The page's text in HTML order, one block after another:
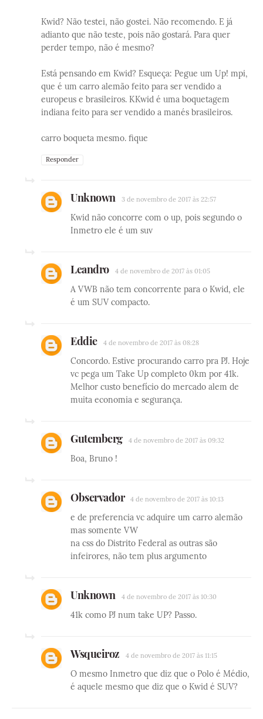
Kwid? Não testei, não gostei. Não recomendo. E já
adianto que não teste, pois não gostará. Para quer
perder tempo, não é mesmo?
Está pensando em Kwid? Esqueça: Pegue um Up! mpi,
que é um carro alemão feito para ser vendido a
europeus e brasileiros. KKwid é uma boquetagem
indiana feito para ser vendido a manés brasileiros.
carro boqueta mesmo. fique
Responder
Unknown 3 de novembro de 2017 às 22:57
Kwid não concorre com o up, pois segundo o
Inmetro ele é um suv
Leandro 4 de novembro de 2017 às 01:05
A VWB não tem concorrente para o Kwid, ele
é um SUV compacto.
Eddie 4 de novembro de 2017 às 08:28
Concordo. Estive procurando carro pra PJ. Hoje
vc pega um Take Up completo 0km por 41k.
Melhor custo benefício do mercado alem de
muita economia e segurança.
Gutemberg 4 de novembro de 2017 às 09:32
Boa, Bruno !
Observador 4 de novembro de 2017 às 10:13
e de preferencia vc adquire um carro alemão
mas somente VW
na css do Distrito Federal as outras são
infeirores, não tem plus argumento
Unknown 4 de novembro de 2017 às 10:30
41k como PJ num take UP? Passo.
Wsqueiroz 4 de novembro de 2017 às 11:15
O mesmo Inmetro que diz que o Polo é Médio,
é aquele mesmo que diz que o Kwid é SUV?